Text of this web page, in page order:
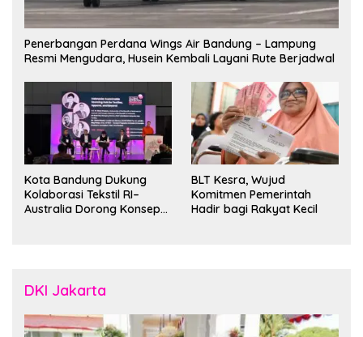
Penerbangan Perdana Wings Air Bandung – Lampung
Resmi Mengudara, Husein Kembali Layani Rute Berjadwal
Kota Bandung Dukung
Kolaborasi Tekstil RI–
Australia Dorong Konsep
BLT Kesra, Wujud
Komitmen Pemerintah
Hadir bagi Rakyat Kecil
DKI Jakarta